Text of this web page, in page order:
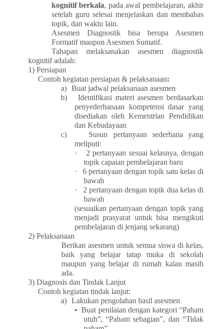
kognitif berkala, pada awal pembelajaran, akhir
setelah guru selesai menjelaskan dan membahas
topik, dan waktu lain.
Asesmen Diagnostik bisa berupa Asesmen
Formatif maupun Asesmen Sumatif.
Tahapan melaksanakan asesmen diagnostik
kognitif adalah:
1) Persiapan
Contoh kegiatan persiapan & pelaksanaan:
a)
Buat jadwal pelaksanaan asesmen
b)
Identifikasi materi asesmen berdasarkan
penyederhanaan kompetensi dasar yang
disediakan oleh Kementrian Pendidikan
dan Kebudayaan
c)
Susun pertanyaan sederhana yang
meliputi:
·
2 pertanyaan sesuai kelasnya, dengan
topik capaian pembelajaran baru
·
6 pertanyaan dengan topik satu kelas di
bawah
·
2 pertanyaan dengan topik dua kelas di
bawah
(sesuaikan pertanyaan dengan topik yang
menjadi prasyarat untuk bisa mengikuti
pembelajaran di jenjang sekarang)
2) Pelaksanaan
Berikan asesmen untuk semua siswa di kelas,
baik yang belajar tatap muka di sekolah
maupun yang belajar di rumah kalau masih
ada.
3) Diagnosis dan Tindak Lanjut
Contoh kegiatan tindak lanjut:
a)
Lakukan pengolahan hasil asesmen
• Buat penilaian dengan kategori “Paham
utuh”, “Paham sebagian”, dan “Tidak